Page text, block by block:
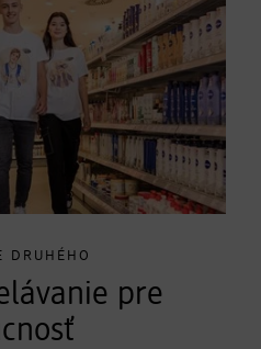
DRUHÉHO
pre